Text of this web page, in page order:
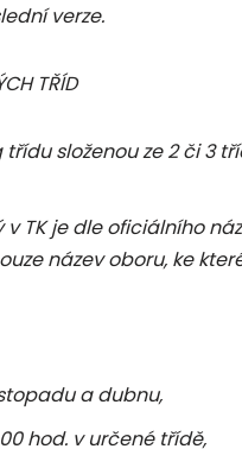
verze.
TŘÍD
složenou ze 2 či 3
TK je dle oficiálního
název oboru, ke
a dubnu,
hod. v určené třídě,